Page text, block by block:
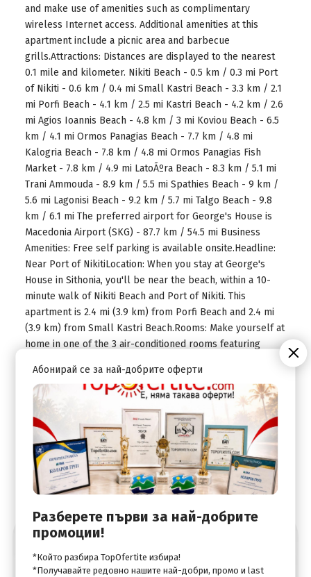
and make use of amenities such as complimentary
wireless Internet access. Additional amenities at this
apartment include a picnic area and barbecue
grills.Attractions: Distances are displayed to the nearest
0.1 mile and kilometer. Nikiti Beach - 0.5 km / 0.3 mi Port
of Nikiti - 0.6 km / 0.4 mi Small Kastri Beach - 3.3 km / 2.1
mi Porfi Beach - 4.1 km / 2.5 mi Kastri Beach - 4.2 km / 2.6
mi Agios Ioannis Beach - 4.8 km / 3 mi Koviou Beach - 6.5
km / 4.1 mi Ormos Panagias Beach - 7.7 km / 4.8 mi
Kalogria Beach - 7.8 km / 4.8 mi Ormos Panagias Fish
Market - 7.8 km / 4.9 mi LatoÃºra Beach - 8.3 km / 5.1 mi
Trani Ammouda - 8.9 km / 5.5 mi Spathies Beach - 9 km /
5.6 mi Lagonisi Beach - 9.2 km / 5.7 mi Talgo Beach - 9.8
km / 6.1 mi The preferred airport for George's House is
Macedonia Airport (SKG) - 87.7 km / 54.5 mi Business
Amenities: Free self parking is available onsite.Headline:
Near Port of NikitiLocation: When you stay at George's
House in Sithonia, you'll be near the beach, within a 10-
minute walk of Nikiti Beach and Port of Nikiti. This
apartment is 2.4 mi (3.9 km) from Porfi Beach and 2.4 mi
(3.9 km) from Small Kastri Beach.Rooms: Make yourself at
home in one of the 3 air-conditioned rooms featuring
available to keep you connected. Conveniences include
separate sitting areas and coffee/tea makers, and
housekeeping is provided once per stay.
Абонирай се за най-добрите оферти
Абонирай се за най-добрите оферти
Разберете първи за най-добрите
промоции!
*Който разбира TopOfertite избира!
*Получавайте редовно нашите най-добри, промо и last